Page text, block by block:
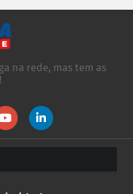
na rede, mas tem as